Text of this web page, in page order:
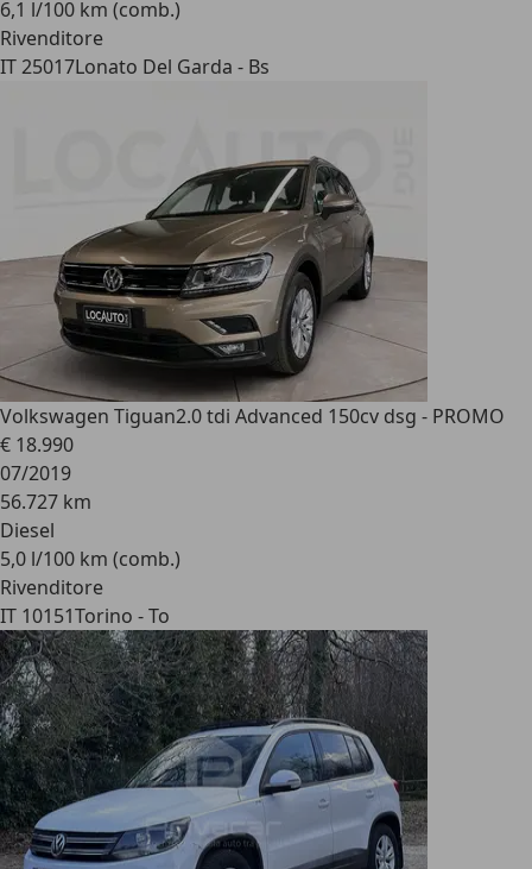
6,1 l/100 km (comb.)
Rivenditore
IT 25017Lonato Del Garda - Bs
Volkswagen Tiguan2.0 tdi Advanced 150cv dsg - PROMO
€ 18.990
07/2019
56.727 km
Diesel
5,0 l/100 km (comb.)
Rivenditore
IT 10151Torino - To